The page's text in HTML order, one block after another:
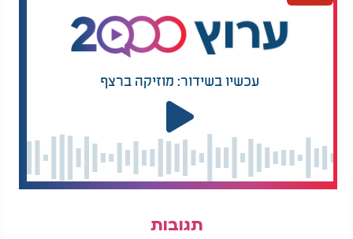
עכשיו בשידור: מוזיקה ברצף
תגובות